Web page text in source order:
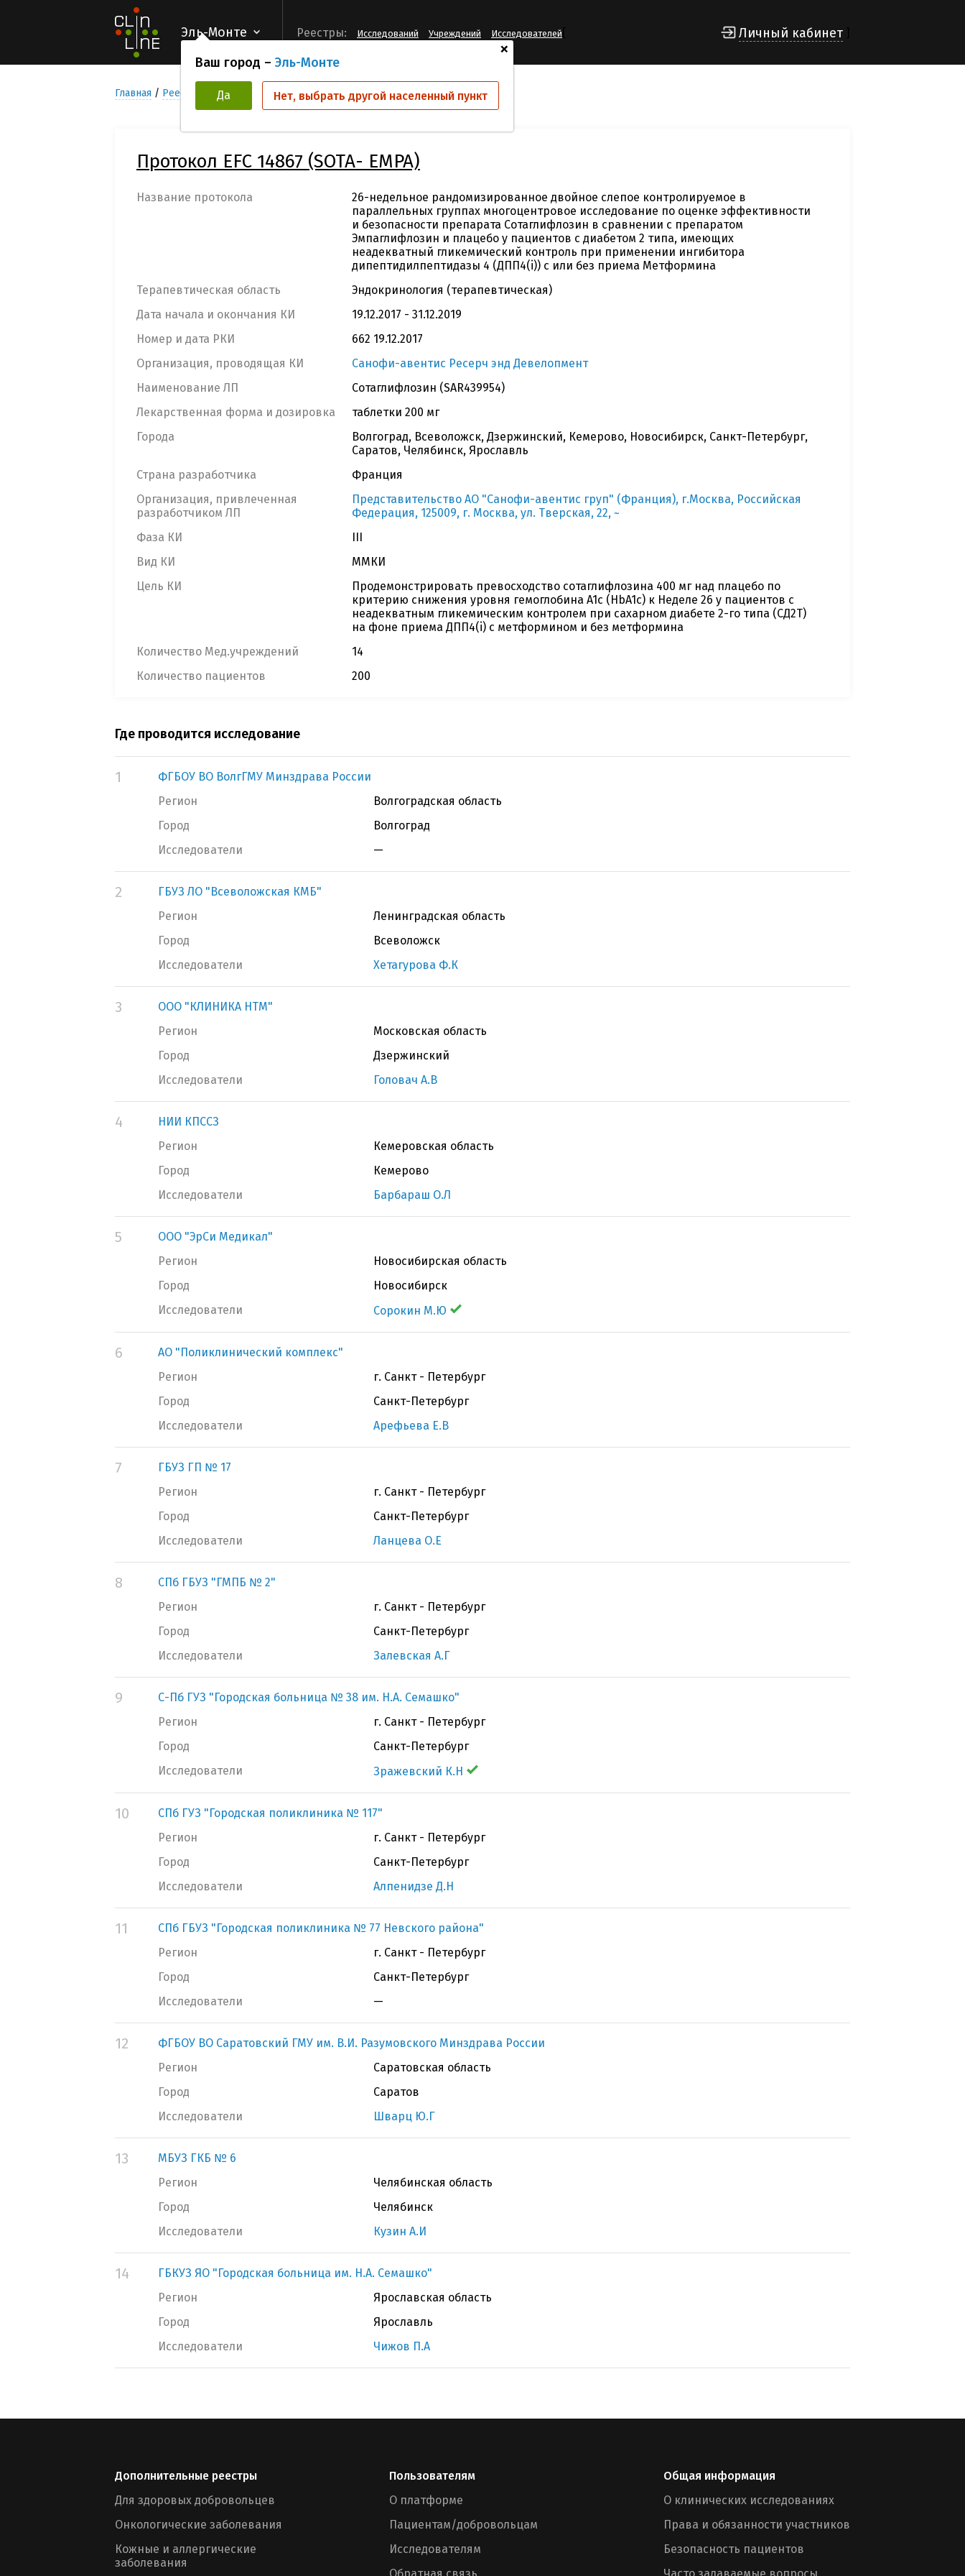
Эль-Монте
+
Ваш город – Эль-Монте
Да Нет, выбрать другой населенный пункт
Реестры: Исследований Учреждений Исследователей Личный кабинет
Главная Реестр Клинических исследований EFC 14867 (SOTA- EMPA)
Протокол EFC 14867 (SOTA- EMPA)
Название протокола
26-недельное рандомизированное двойное слепое контролируемое в
параллельных группах многоцентровое исследование по оценке эффективности
и безопасности препарата Сотаглифлозин в сравнении с препаратом
Эмпаглифлозин и плацебо у пациентов с диабетом 2 типа, имеющих
неадекватный гликемический контроль при применении ингибитора
дипептидилпептидазы 4 (ДПП4(i)) с или без приема Метформина
Терапевтическая область
Эндокринология (терапевтическая)
Дата начала и окончания КИ
19.12.2017 - 31.12.2019
Номер и дата РКИ
662 19.12.2017
Организация, проводящая КИ
Санофи-авентис Ресерч энд Девелопмент
Наименование ЛП
Сотаглифлозин (SAR439954)
Лекарственная форма и дозировка
таблетки 200 мг
Города
Волгоград, Всеволожск, Дзержинский, Кемерово, Новосибирск, Санкт-Петербург,
Саратов, Челябинск, Ярославль
Страна разработчика
Франция
Организация, привлеченная
разработчиком ЛП
Представительство АО "Санофи-авентис груп" (Франция), г.Москва, Российская
Федерация, 125009, г. Москва, ул. Тверская, 22, ~
Фаза КИ
III
Вид КИ
ММКИ
Цель КИ
Продемонстрировать превосходство сотаглифлозина 400 мг над плацебо по
критерию снижения уровня гемоглобина A1c (HbA1c) к Неделе 26 у пациентов с
неадекватным гликемическим контролем при сахарном диабете 2-го типа (СД2Т)
на фоне приема ДПП4(i) с метформином и без метформина
Количество Мед.учреждений
14
Количество пациентов
200
Где проводится исследование
1
ФГБОУ ВО ВолгГМУ Минздрава России
Регион
Волгоградская область
Город
Волгоград
Исследователи
—
2
ГБУЗ ЛО "Всеволожская КМБ"
Регион
Ленинградская область
Город
Всеволожск
Исследователи
Хетагурова Ф.К
3
ООО "КЛИНИКА НТМ"
Регион
Московская область
Город
Дзержинский
Исследователи
Головач А.В
4
НИИ КПССЗ
Регион
Кемеровская область
Город
Кемерово
Исследователи
Барбараш О.Л
5
ООО "ЭрСи Медикал"
Регион
Новосибирская область
Город
Новосибирск
Исследователи
Сорокин М.Ю
6
АО "Поликлинический комплекс"
Регион
г. Санкт - Петербург
Город
Санкт-Петербург
Исследователи
Арефьева Е.В
7
ГБУЗ ГП № 17
Регион
г. Санкт - Петербург
Город
Санкт-Петербург
Исследователи
Ланцева О.Е
8
СПб ГБУЗ "ГМПБ № 2"
Регион
г. Санкт - Петербург
Город
Санкт-Петербург
Исследователи
Залевская А.Г
9
С-Пб ГУЗ "Городская больница № 38 им. Н.А. Семашко"
Регион
г. Санкт - Петербург
Город
Санкт-Петербург
Исследователи
Зражевский К.Н
10
СПб ГУЗ "Городская поликлиника № 117"
Регион
г. Санкт - Петербург
Город
Санкт-Петербург
Исследователи
Алпенидзе Д.Н
11
СПб ГБУЗ "Городская поликлиника № 77 Невского района"
Регион
г. Санкт - Петербург
Город
Санкт-Петербург
Исследователи
—
12
ФГБОУ ВО Саратовский ГМУ им. В.И. Разумовского Минздрава России
Регион
Саратовская область
Город
Саратов
Исследователи
Шварц Ю.Г
13
МБУЗ ГКБ № 6
Регион
Челябинская область
Город
Челябинск
Исследователи
Кузин А.И
14
ГБКУЗ ЯО "Городская больница им. Н.А. Семашко"
Регион
Ярославская область
Город
Ярославль
Исследователи
Чижов П.А
Дополнительные реестры
Для здоровых добровольцев
Онкологические заболевания
Кожные и аллергические
заболевания
Пользователям
О платформе
Пациентам/добровольцам
Исследователям
Общая информация
О клинических исследованиях
Права и обязанности участников
Безопасность пациентов